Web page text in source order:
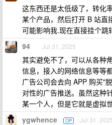
这东西还是太低级了，转化
某个产品，然后打开 B 站直
可能影响我.现在直接挂个
94 Jul 31, 2025
其实避免不了，可以从各种
信息，接入的网络信息等等
广告公司会去向 APP 购买"
对性的广告推送。虽然这种
某一个人，但是它就是虚拟
ygwhence OP Jul 31,